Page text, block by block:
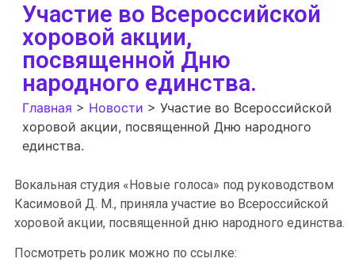
Участие во Всероссийской
хоровой акции,
посвященной Дню
народного единства.
Главная > Новости > Участие во Всероссийской
хоровой акции, посвященной Дню народного
единства.
Вокальная студия «Новые голоса» под руководством
Касимовой Д. М., приняла участие во Всероссийской
хоровой акции, посвященной дню народного единства.
Посмотреть ролик можно по ссылке: